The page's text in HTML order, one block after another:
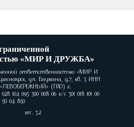
«МИР И ДРУЖБА»
ответственностью «МИР И
ул. Баумана, д.7, кв. 3 ИНН
«ЛЕВОБЕРЕЖНЫЙ» (ПАО) г.
104 095 300 008 06 к/с 301 018 101 00
04 850
3.2